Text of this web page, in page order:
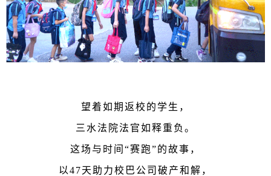
望着如期返校的学生，
三水法院法官如释重负。
这场与时间“赛跑”的故事，
以47天助力校巴公司破产和解，